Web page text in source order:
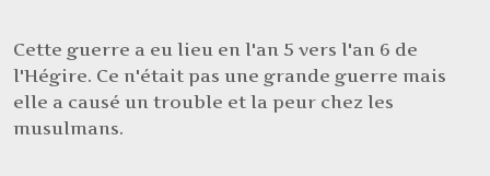
Cette guerre a eu lieu en l'an 5 vers l'an 6 de
l'Hégire. Ce n'était pas une grande guerre mais
elle a causé un trouble et la peur chez les
musulmans.